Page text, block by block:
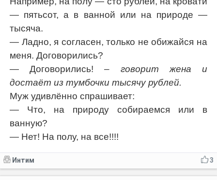
— пятьсот, а в ванной или на природе —
тысяча.
— Ладно, я согласен, только не обижайся на
меня. Договорились?
— Договорились!– говорит жена и
достаёт из тумбочки тысячу рублей.
Муж удивлённо спрашивает:
— Что, на природу собираемся или в
ванную?
— Нет! На полу, на все!!!!
3
Интим